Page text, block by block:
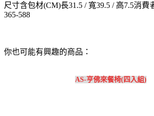
尺寸含包材(CM)長31.5 / 寬39.5 / 高7.5消費
365-588
你也可能有興趣的商品：
AS-亨佛來餐椅(四入組)